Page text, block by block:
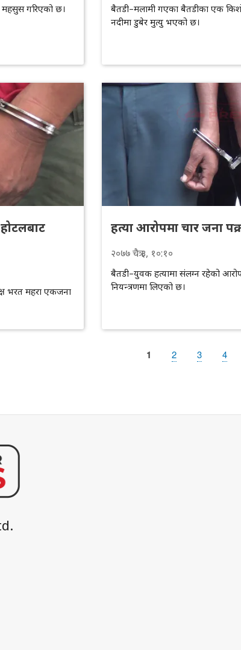
गरिएको छ।
बैतडी–मलामी गएका बैतडीका एक
नदीमा डुबेर मुत्यु भएको छ।
भरत महरा एकजना
हत्या आरोपमा चार जना
२०७७चैत्र३, १०:१०
बैतडी–युवक हत्यामा संलग्न रहेको
नियन्त्रणमा लिएको छ।
Page
1 Page
2 Page
3 Page
4